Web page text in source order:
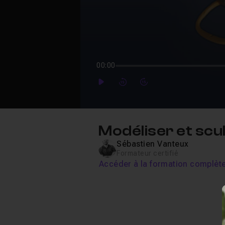
00:00
PlayForwardForward
Modéliser et
Sébastien Vanteux
Accéder à la formation